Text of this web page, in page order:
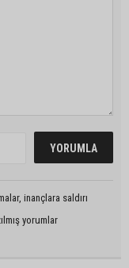
inançlara saldırı
yorumlar